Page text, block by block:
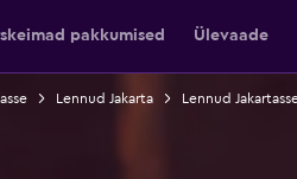
pakkumised Ülevaade
Lennud Jakarta Lennud